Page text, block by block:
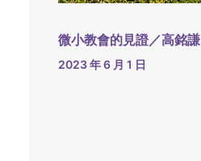
微小教會的見證／高銘謙
2023 年 6 月 1 日